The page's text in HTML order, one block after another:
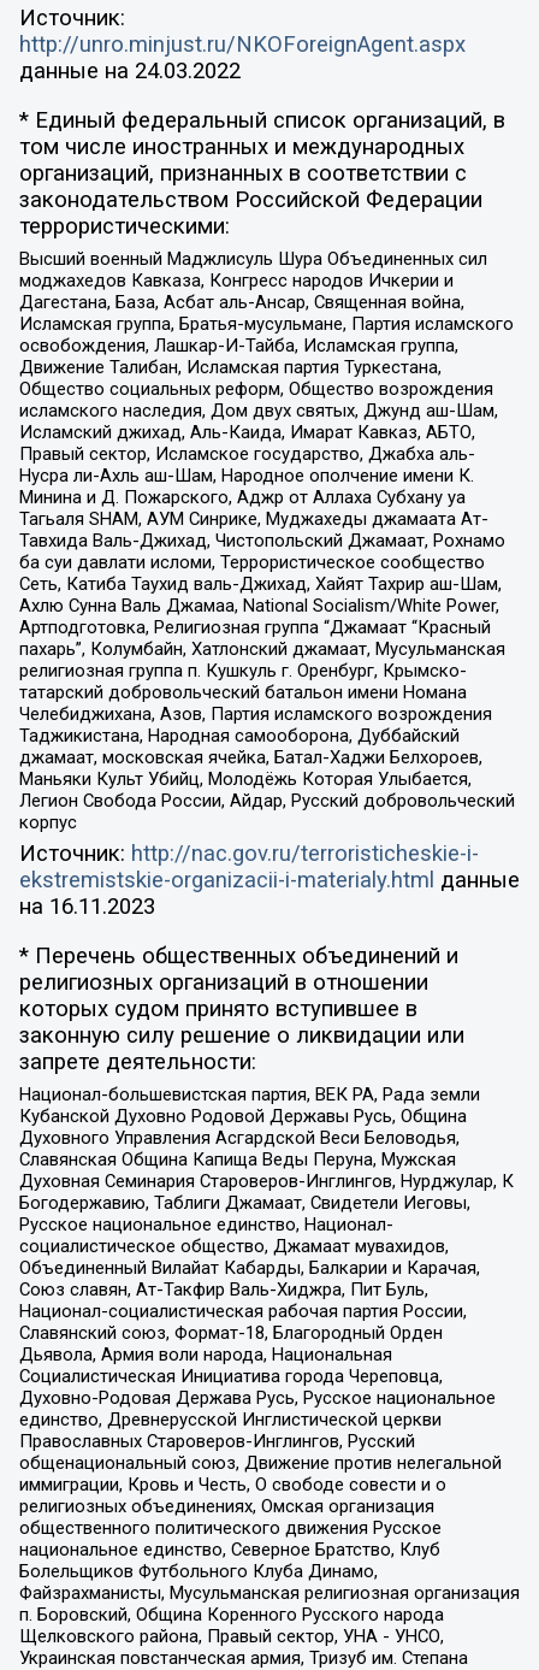
Источник:
http://unro.minjust.ru/NKOForeignAgent.aspx
данные на 24.03.2022
* Единый федеральный список организаций, в
том числе иностранных и международных
организаций, признанных в соответствии с
законодательством Российской Федерации
террористическими:
Высший военный Маджлисуль Шура Объединенных сил
моджахедов Кавказа, Конгресс народов Ичкерии и
Дагестана, База, Асбат аль-Ансар, Священная война,
Исламская группа, Братья-мусульмане, Партия исламского
освобождения, Лашкар-И-Тайба, Исламская группа,
Движение Талибан, Исламская партия Туркестана,
Общество социальных реформ, Общество возрождения
исламского наследия, Дом двух святых, Джунд аш-Шам,
Исламский джихад, Аль-Каида, Имарат Кавказ, АБТО,
Правый сектор, Исламское государство, Джабха аль-
Нусра ли-Ахль аш-Шам, Народное ополчение имени К.
Минина и Д. Пожарского, Аджр от Аллаха Субхану уа
Тагьаля SHAM, АУМ Синрике, Муджахеды джамаата Ат-
Тавхида Валь-Джихад, Чистопольский Джамаат, Рохнамо
ба суи давлати исломи, Террористическое сообщество
Сеть, Катиба Таухид валь-Джихад, Хайят Тахрир аш-Шам,
Ахлю Сунна Валь Джамаа, National Socialism/White Power,
Артподготовка, Религиозная группа “Джамаат “Красный
пахарь”, Колумбайн, Хатлонский джамаат, Мусульманская
религиозная группа п. Кушкуль г. Оренбург, Крымско-
татарский добровольческий батальон имени Номана
Челебиджихана, Азов, Партия исламского возрождения
Таджикистана, Народная самооборона, Дуббайский
джамаат, московская ячейка, Батал-Хаджи Белхороев,
Маньяки Культ Убийц, Молодёжь Которая Улыбается,
Легион Свобода России, Айдар, Русский добровольческий
корпус
Источник: http://nac.gov.ru/terroristicheskie-i-
ekstremistskie-organizacii-i-materialy.html данные
на 16.11.2023
* Перечень общественных объединений и
религиозных организаций в отношении
которых судом принято вступившее в
законную силу решение о ликвидации или
запрете деятельности:
Национал-большевистская партия, ВЕК РА, Рада земли
Кубанской Духовно Родовой Державы Русь, Община
Духовного Управления Асгардской Веси Беловодья,
Славянская Община Капища Веды Перуна, Мужская
Духовная Семинария Староверов-Инглингов, Нурджулар, К
Богодержавию, Таблиги Джамаат, Свидетели Иеговы,
Русское национальное единство, Национал-
социалистическое общество, Джамаат мувахидов,
Объединенный Вилайат Кабарды, Балкарии и Карачая,
Союз славян, Ат-Такфир Валь-Хиджра, Пит Буль,
Национал-социалистическая рабочая партия России,
Славянский союз, Формат-18, Благородный Орден
Дьявола, Армия воли народа, Национальная
Социалистическая Инициатива города Череповца,
Духовно-Родовая Держава Русь, Русское национальное
единство, Древнерусской Инглистической церкви
Православных Староверов-Инглингов, Русский
общенациональный союз, Движение против нелегальной
иммиграции, Кровь и Честь, О свободе совести и о
религиозных объединениях, Омская организация
общественного политического движения Русское
национальное единство, Северное Братство, Клуб
Болельщиков Футбольного Клуба Динамо,
Файзрахманисты, Мусульманская религиозная организация
п. Боровский, Община Коренного Русского народа
Щелковского района, Правый сектор, УНА - УНСО,
Украинская повстанческая армия, Тризуб им. Степана